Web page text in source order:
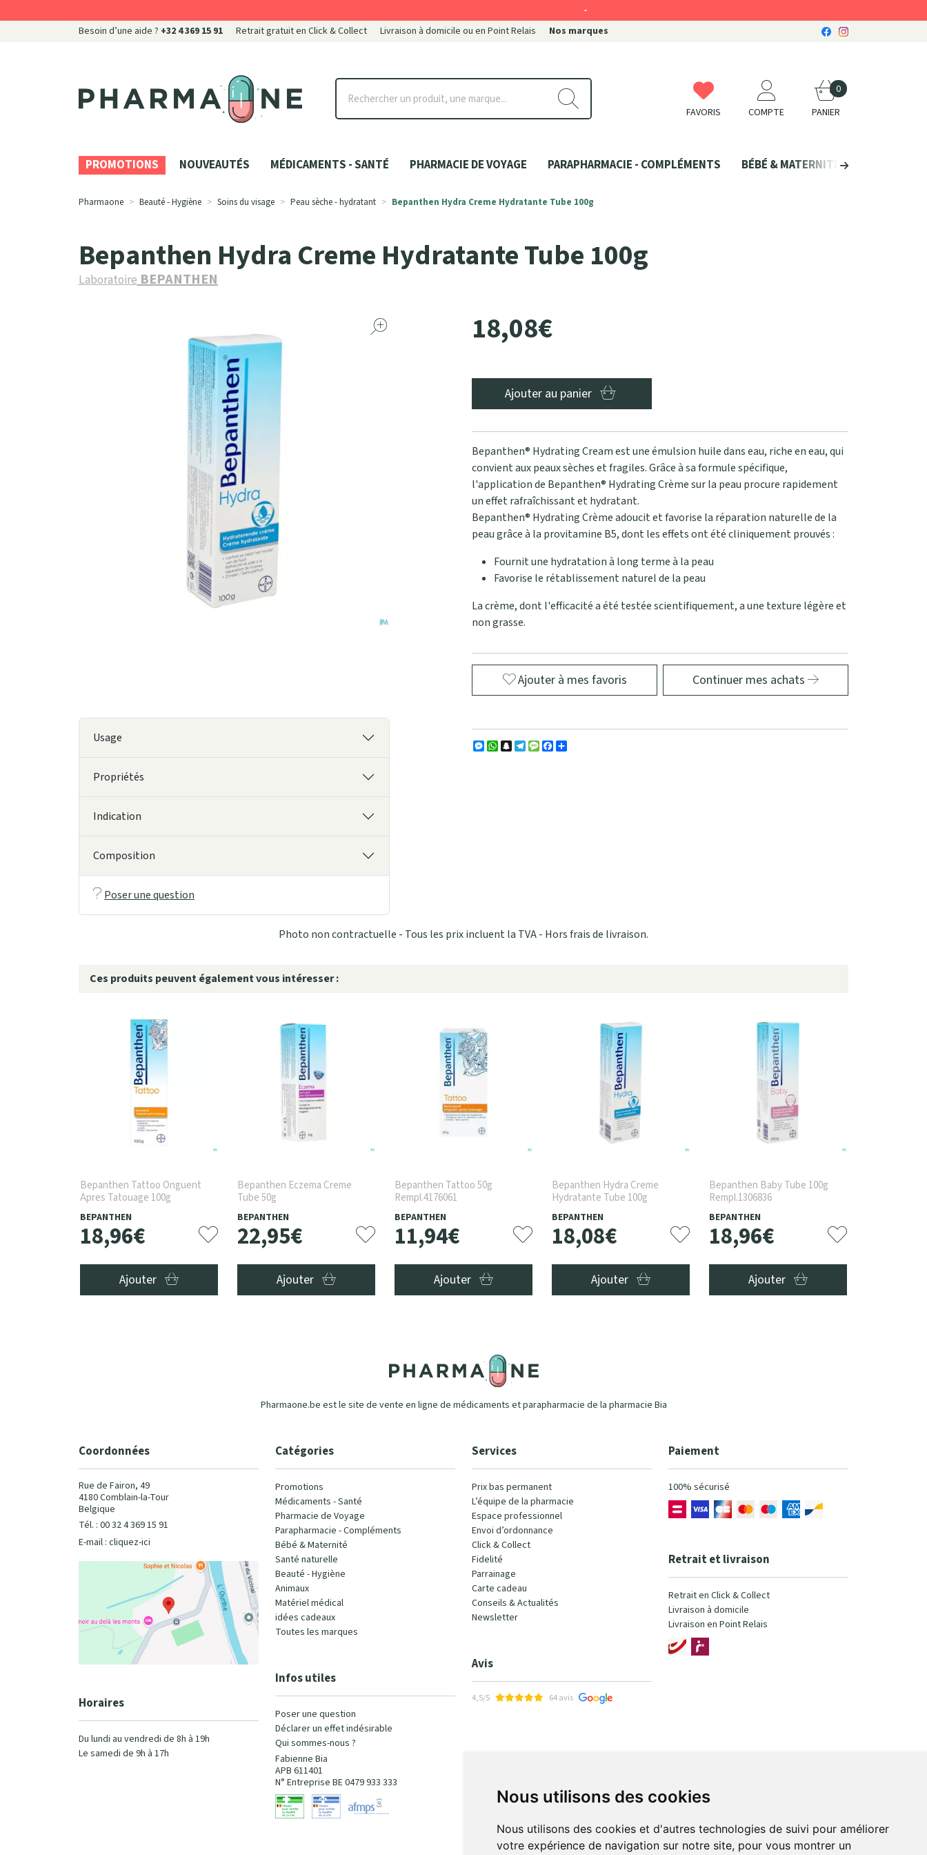
Nous utilisons des cookies
Nous utilisons des cookies et d'autres technologies de suivi pour améliorer
votre expérience de navigation sur notre site, pour vous montrer un
Besoin d’une aide ? +32 4 369 15 91 Retrait gratuit en Click & Collect Livraison à domicile ou en Point Relais Nos marques
Pharmaone Votre pharmacie en ligne à votre service FAVORIS COMPTE PANIER
0
PROMOTIONS NOUVEAUTÉS MÉDICAMENTS - SANTÉ PHARMACIE DE VOYAGE PARAPHARMACIE - COMPLÉMENTS BÉBÉ & MATERNITÉ
Pharmaone Beauté - Hygiène Soins du visage Peau sèche - hydratant Bepanthen Hydra Creme Hydratante Tube 100g
Bepanthen Hydra Creme Hydratante Tube 100g
LaboratoireBEPANTHEN
18,08€
Ajouter au panier
Bepanthen® Hydrating Cream est une émulsion huile dans eau, riche en eau, qui
convient aux peaux sèches et fragiles. Grâce à sa formule spécifique,
l'application de Bepanthen® Hydrating Crème sur la peau procure rapidement
un effet rafraîchissant et hydratant.
Bepanthen® Hydrating Crème adoucit et favorise la réparation naturelle de la
peau grâce à la provitamine B5, dont les effets ont été cliniquement prouvés :
Fournit une hydratation à long terme à la peau
Favorise le rétablissement naturel de la peau
La crème, dont l'efficacité a été testée scientifiquement, a une texture légère et
non grasse.
Ajouter à mes favoris Continuer mes achats
Usage
Propriétés
Indication
Composition
Poser une question
Messenger
WhatsApp
Snapchat
Telegram
MessageFacebook
Photo non contractuelle - Tous les prix incluent la TVA - Hors frais de livraison.
Ces produits peuvent également vous intéresser :
Bepanthen Tattoo Onguent
Apres Tatouage 100g
BEPANTHEN
18,96€
Ajouter
Bepanthen Eczema Creme
Tube 50g
BEPANTHEN
22,95€
Ajouter
Bepanthen Tattoo 50g
Rempl.4176061
BEPANTHEN
11,94€
Ajouter
Bepanthen Hydra Creme
Hydratante Tube 100g
BEPANTHEN
18,08€
Ajouter
Bepanthen Baby Tube 100g
Rempl.1306836
BEPANTHEN
18,96€
Ajouter
Pharmaone.be est le site de vente en ligne de médicaments et parapharmacie de la pharmacie Bia
Coordonnées
Rue de Fairon, 49
4180 Comblain-la-Tour
Belgique
Tél. : 00 32 4 369 15 91
E-mail : cliquez-ici
Horaires
Du lundi au vendredi de 8h à 19h
Le samedi de 9h à 17h
Catégories
Promotions
Médicaments - Santé
Pharmacie de Voyage
Parapharmacie - Compléments
Bébé & Maternité
Santé naturelle
Beauté - Hygiène
Animaux
Matériel médical
idées cadeaux
Toutes les marques
Infos utiles
Poser une question
Déclarer un effet indésirable
Qui sommes-nous ?
Fabienne Bia
APB 611401
N° Entreprise BE 0479 933 333
Services
Prix bas permanent
L’équipe de la pharmacie
Espace professionnel
Envoi d’ordonnance
Click & Collect
Fidelité
Parrainage
Carte cadeau
Conseils & Actualités
Newsletter
Avis
4,5/5 64 avis
Paiement
100% sécurisé
Retrait et livraison
Retrait en Click & Collect
Livraison à domicile
Livraison en Point Relais